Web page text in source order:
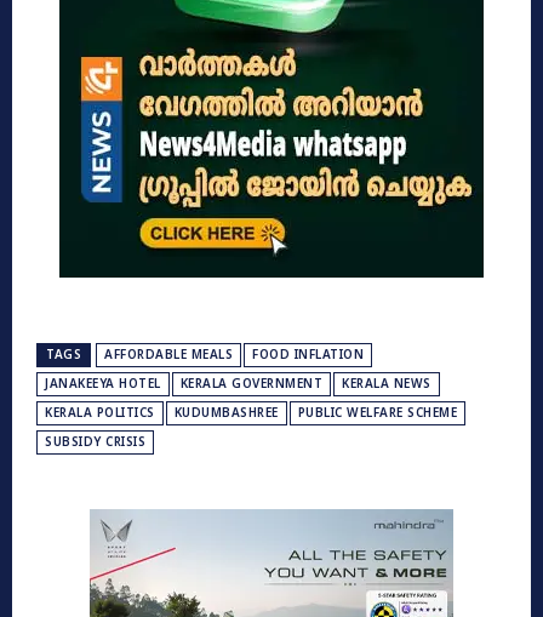
TAGS AFFORDABLE MEALS
FOOD INFLATION
JANAKEEYA HOTEL
KERALA GOVERNMENT
KERALA NEWS
KERALA POLITICS
KUDUMBASHREE
PUBLIC WELFARE SCHEME
SUBSIDY CRISIS